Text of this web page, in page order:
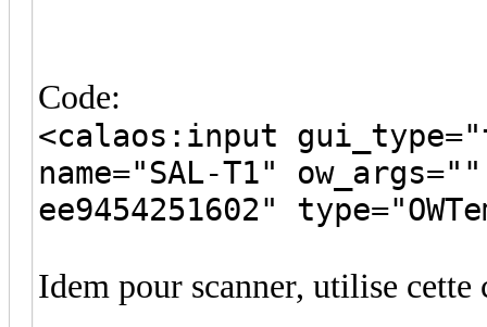
Code:
<calaos:input
name="SAL-T1"
ee9454251602"
Idem pour scanner, utilise cette